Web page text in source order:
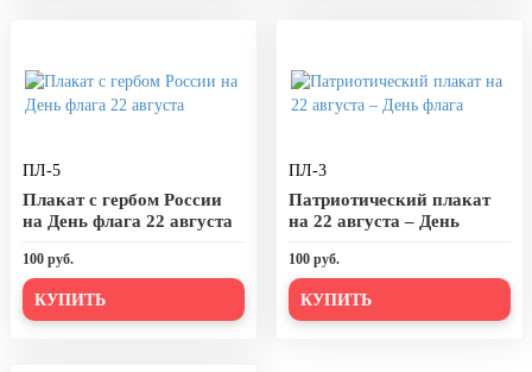
День медицинского работника
(третье воскресенье июня)
29 июня, День партизан и
3 июля, День ГАИ (ГИБДД)
8 июля, День Семьи Любви и
ПЛ-5
Плакат с гербом России
на День флага 22 августа
100 руб.
КУПИТЬ
ПЛ-3
Патриотический плакат
на 22 августа – День
100 руб.
КУПИТЬ